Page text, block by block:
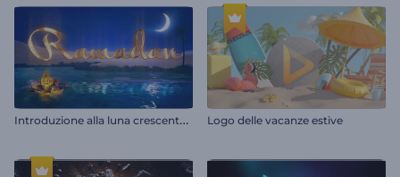
I
ntroduzione alla luna crescente del Ramadan Logo delle vacanze estive